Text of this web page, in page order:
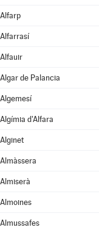
Alfarp
Alfarrasí
Alfauir
Algar de Palancia
Algemesí
Algímia d'Alfara
Alginet
Almàssera
Almiserà
Almoines
Almussafes